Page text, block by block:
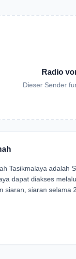
Radio
Dieser Sender
Tasikmalaya adalah
dapat diakses
siaran, siaran selama